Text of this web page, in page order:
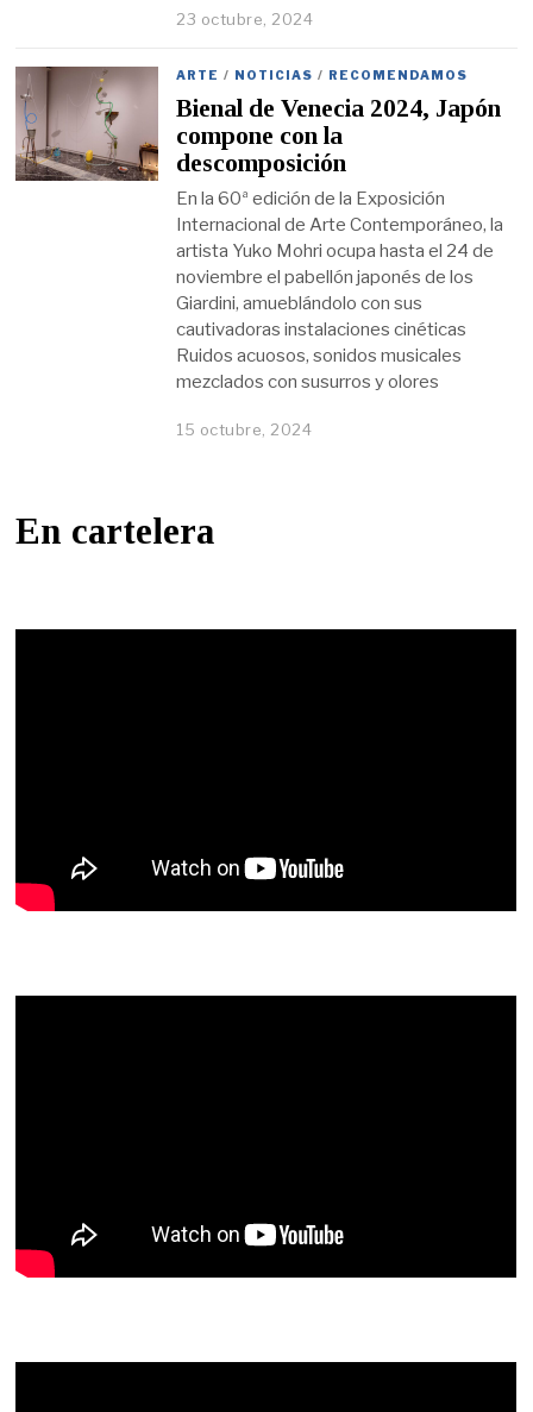
23 octubre, 2024
ARTE / NOTICIAS / RECOMENDAMOS
Bienal de Venecia 2024, Japón
compone con la
descomposición
En la 60ª edición de la Exposición
Internacional de Arte Contemporáneo, la
artista Yuko Mohri ocupa hasta el 24 de
noviembre el pabellón japonés de los
Giardini, amueblándolo con sus
cautivadoras instalaciones cinéticas
Ruidos acuosos, sonidos musicales
mezclados con susurros y olores
15 octubre, 2024
En cartelera